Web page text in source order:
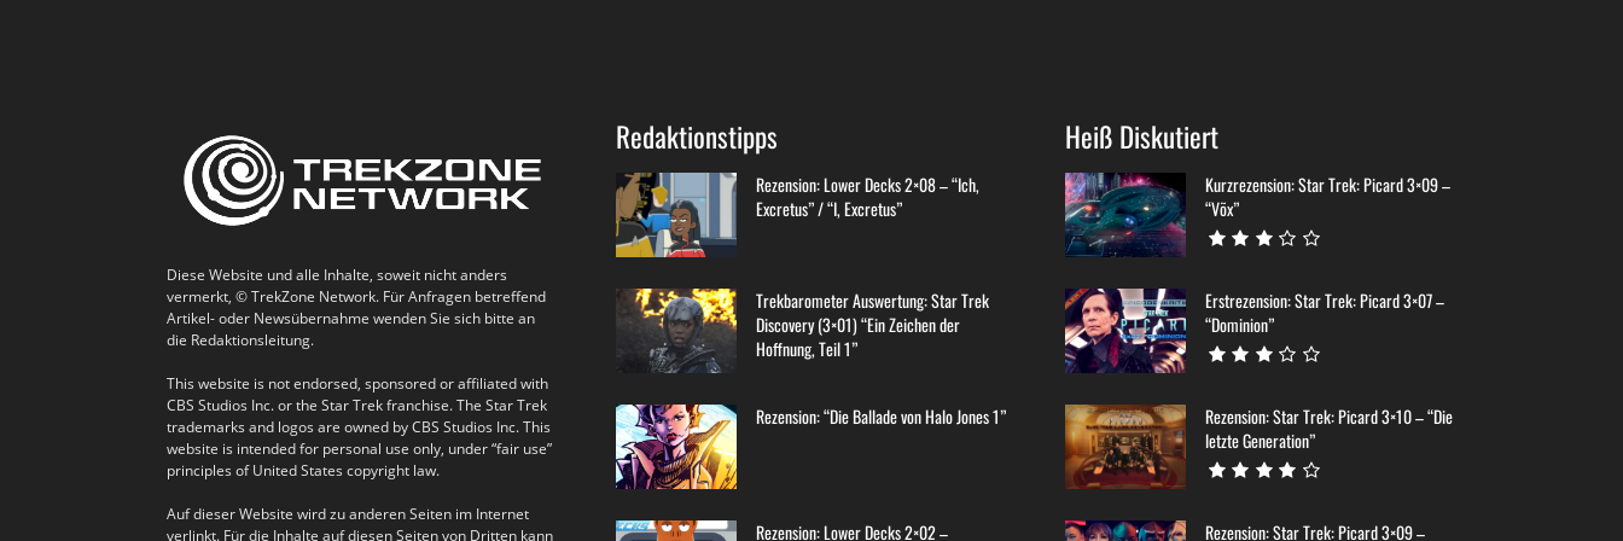
Diese Website und alle Inhalte, soweit nicht anders
vermerkt, © TrekZone Network. Für Anfragen betreffend
Artikel- oder Newsübernahme wenden Sie sich bitte an
die Redaktionsleitung.
This website is not endorsed, sponsored or affiliated with
CBS Studios Inc. or the Star Trek franchise. The Star Trek
trademarks and logos are owned by CBS Studios Inc. This
website is intended for personal use only, under “fair use”
principles of United States copyright law.
Auf dieser Website wird zu anderen Seiten im Internet
verlinkt. Für die Inhalte auf diesen Seiten von Dritten kann
Redaktionstipps
Rezension: Lower Decks 2×08 – “Ich,
Excretus” / “I, Excretus”
Trekbarometer Auswertung: Star Trek
Discovery (3×01) “Ein Zeichen der
Hoffnung, Teil 1”
Rezension: “Die Ballade von Halo Jones 1”
Rezension: Lower Decks 2×02 –
Heiß Diskutiert
Kurzrezension: Star Trek: Picard 3×09 –
“Võx”
Erstrezension: Star Trek: Picard 3×07 –
“Dominion”
Rezension: Star Trek: Picard 3×10 – “Die
letzte Generation”
Rezension: Star Trek: Picard 3×09 –